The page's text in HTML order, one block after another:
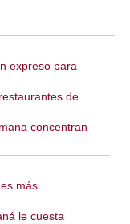
expreso para
de
concentran
más
le cuesta